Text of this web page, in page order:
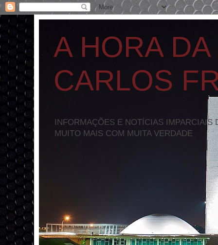
A HORA
CARLOS
INFORMAÇÕES E NOTÍCIAS
MUITO MAIS COM MUITA VERDADE